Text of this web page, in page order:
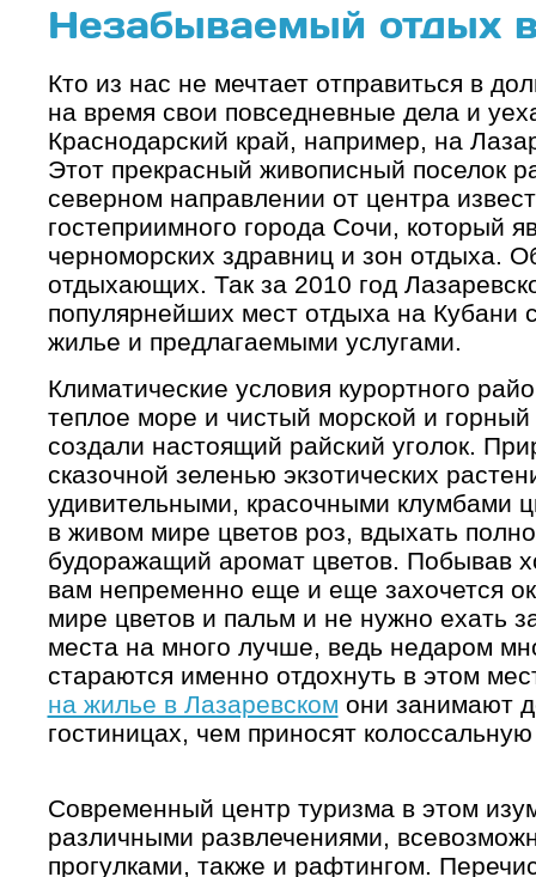
Незабываемый отдых
Кто из нас не мечтает отправиться в
на время свои повседневные дела и
Краснодарский край, например, на
Этот прекрасный живописный поселок
северном направлении от центра
гостеприимного города Сочи, который
черноморских здравниц и зон отдыха.
отдыхающих. Так за 2010 год
популярнейших мест отдыха на Кубани
жилье и предлагаемыми услугами.
Климатические условия курортного
теплое море и чистый морской и горный
создали настоящий райский уголок.
сказочной зеленью экзотических
удивительными, красочными клумбами
в живом мире цветов роз, вдыхать
будоражащий аромат цветов. Побывав
вам непременно еще и еще захочется
мире цветов и пальм и не нужно ехать
места на много лучше, ведь недаром
стараются именно отдохнуть в этом
на жилье в Лазаревском они занимают
гостиницах, чем приносят
Современный центр туризма в этом
различными развлечениями,
прогулками, также и рафтингом.